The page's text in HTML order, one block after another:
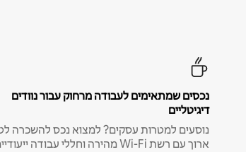
נכסים שמתאימים לעבודה מרחוק עבור נוודים
דיגיטליים
נוסעים למטרות עסקים? למצוא נכס להשכרה
ארוך עם רשת Wi-Fi מהירה וחללי עבודה ייעודיים.